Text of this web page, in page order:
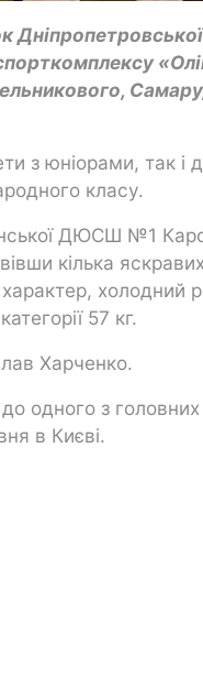
з юніорами, так і
класу.
ДЮСШ №1
кілька
холодний
57 кг.
Харченко.
одного з
в Києві.